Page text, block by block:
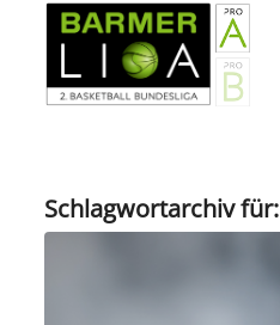
Schlagwortarchiv für: